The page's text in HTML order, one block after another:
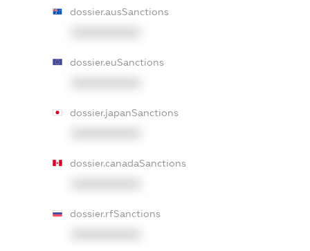
dossier.ausSanctions
dossier.euSanctions
dossier.japanSanctions
dossier.canadaSanctions
dossier.rfSanctions